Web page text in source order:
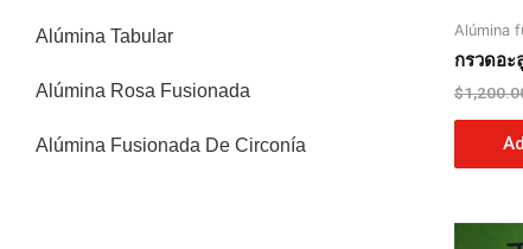
Alúmina Tabular
Alúmina Rosa Fusionada
Alúmina Fusionada De Circonía
Alúmina
กรวดอ
$